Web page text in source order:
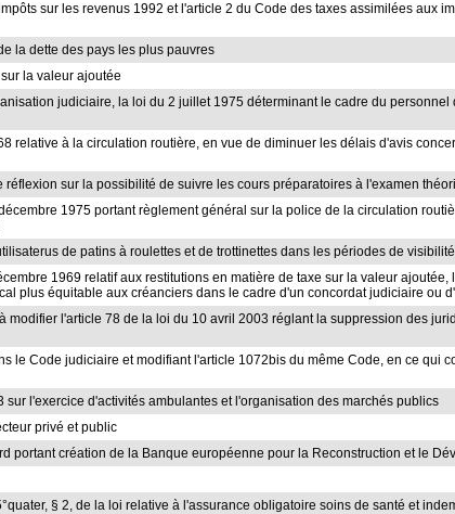
sur les revenus 1992 et l'article 2 du Code des taxes assimilées aux
la dette des pays les plus pauvres
la valeur ajoutée
judiciaire, la loi du 2 juillet 1975 déterminant le cadre du
relative à la circulation routière, en vue de diminuer les délais d'avis
sur la possibilité de suivre les cours préparatoires à l'examen
1975 portant règlement général sur la police de la circulation
de patins à roulettes et de trottinettes dans les périodes de
1969 relatif aux restitutions en matière de taxe sur la valeur
plus équitable aux créanciers dans le cadre d'un concordat judiciaire ou
modifier l'article 78 de la loi du 10 avril 2003 réglant la suppression des
le Code judiciaire et modifiant l'article 1072bis du même Code, en ce qui
l'exercice d'activités ambulantes et l'organisation des marchés publics
privé et public
portant création de la Banque européenne pour la Reconstruction et le
§ 2, de la loi relative à l'assurance obligatoire soins de santé et